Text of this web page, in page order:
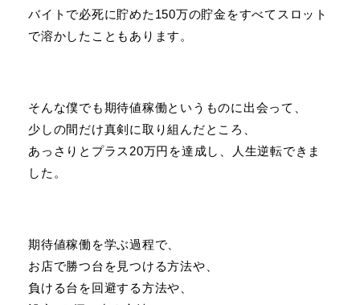
バイトで必死に貯めた150万の貯金をすべてスロット
で溶かしたこともあります。
そんな僕でも期待値稼働というものに出会って、
少しの間だけ真剣に取り組んだところ、
あっさりとプラス20万円を達成し、人生逆転できま
した。
期待値稼働を学ぶ過程で、
お店で勝つ台を見つける方法や、
負ける台を回避する方法や、